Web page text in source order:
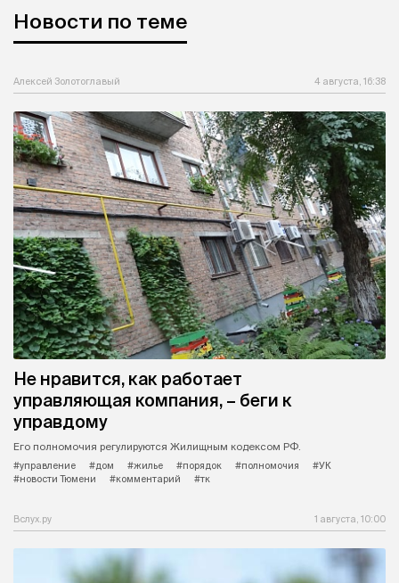
Новости по теме
Алексей Золотоглавый 4 августа, 16:38
Не нравится, как работает
управляющая компания, – беги к
управдому
Его полномочия регулируются Жилищным кодексом РФ.
#управление
#дом #жилье #порядок #полномочия
#УК
#новости Тюмени
#комментарий #тк
Вслух.ру 1 августа, 10:00